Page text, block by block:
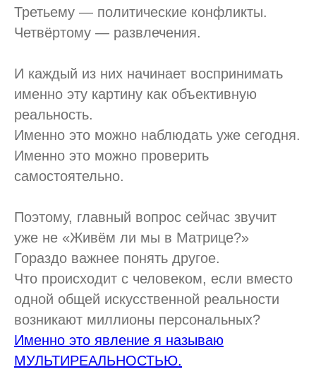
Третьему — политические конфликты.
Четвёртому — развлечения.
И каждый из них начинает воспринимать
именно эту картину как объективную
реальность.
Именно это можно наблюдать уже сегодня.
Именно это можно проверить
самостоятельно.
Поэтому, главный вопрос сейчас звучит
уже не «Живём ли мы в Матрице?»
Гораздо важнее понять другое.
Что происходит с человеком, если вместо
одной общей искусственной реальности
возникают миллионы персональных?
Именно это явление я называю
МУЛЬТИРЕАЛЬНОСТЬЮ.